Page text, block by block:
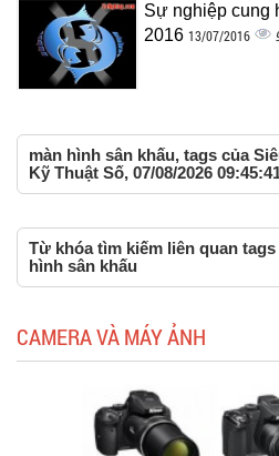
Sự nghiệp cung
2016 13/07/2016
màn hình sân khấu, tags của
Kỹ Thuật Số, 07/08/2026
Từ khóa tìm kiếm liên quan tags
hình sân khấu
CAMERA VÀ MÁY ẢNH